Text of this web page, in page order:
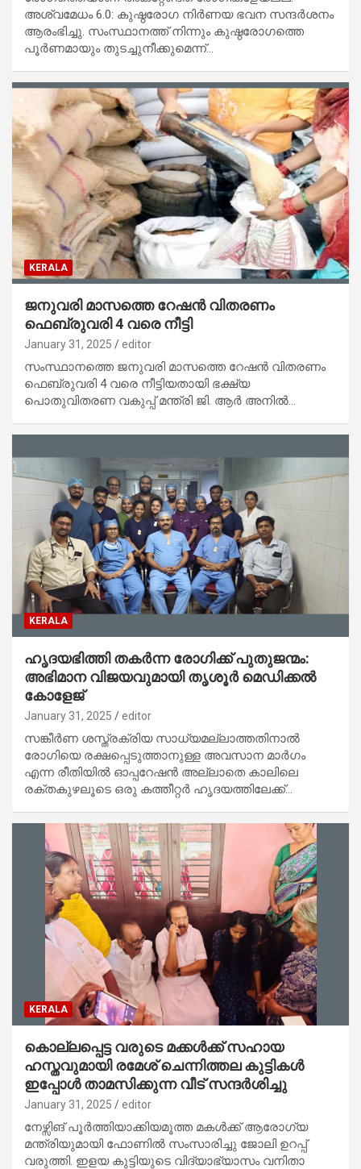
അശ്വമേധം 6.0: കുഷ്ഠരോഗ നിർണയ ഭവന സന്ദർശനം
ആരംഭിച്ചു. സംസ്ഥാനത്ത് നിന്നും കുഷ്ഠരോഗത്തെ
പൂർണമായും തുടച്ചുനീക്കുമെന്ന്…
KERALA
ജനുവരി മാസത്തെ റേഷൻ വിതരണം
ഫെബ്രുവരി 4 വരെ നീട്ടി
January 31, 2025 editor
സംസ്ഥാനത്തെ ജനുവരി മാസത്തെ റേഷൻ വിതരണം
ഫെബ്രുവരി 4 വരെ നീട്ടിയതായി ഭക്ഷ്യ
പൊതുവിതരണ വകുപ്പ് മന്ത്രി ജി. ആർ അനിൽ…
KERALA
ഹൃദയഭിത്തി തകര്‍ന്ന രോഗിക്ക് പുതുജന്മം:
അഭിമാന വിജയവുമായി തൃശൂര്‍ മെഡിക്കല്‍
കോളേജ്
January 31, 2025 editor
സങ്കീര്‍ണ ശസ്ത്രക്രിയ സാധ്യമല്ലാത്തതിനാല്‍
രോഗിയെ രക്ഷപ്പെടുത്താനുള്ള അവസാന മാര്‍ഗം
എന്ന രീതിയില്‍ ഓപ്പറേഷന്‍ അല്ലാതെ കാലിലെ
രക്തകുഴലൂടെ ഒരു കത്തീറ്റര്‍ ഹൃദയത്തിലേക്ക്…
KERALA
കൊല്ലപ്പെട്ട വരുടെ മക്കൾക്ക് സഹായ
ഹസ്തവുമായി രമേശ് ചെന്നിത്തല കുട്ടികൾ
ഇപ്പോൾ താമസിക്കുന്ന വീട് സന്ദർശിച്ചു
January 31, 2025 editor
നേഴ്സിങ് പൂർത്തിയാക്കിയമൂത്ത മകൾക്ക് ആരോഗ്യ
മന്ത്രിയുമായി ഫോണിൽ സംസാരിച്ചു ജോലി ഉറപ്പ്
വരുത്തി. ഇളയ കുട്ടിയുടെ വിദ്യാഭ്യാസം വനിതാ